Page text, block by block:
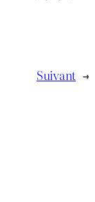
Suivant →